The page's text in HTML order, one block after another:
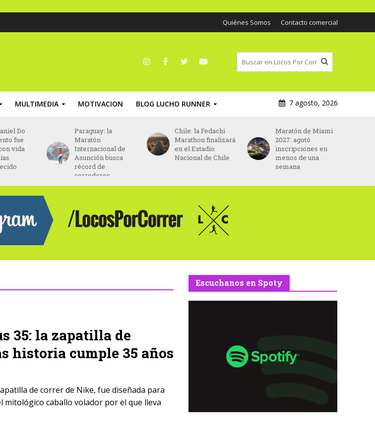
Quiénes Somos Contacto comercial
MULTIMEDIA MOTIVACION BLOG LUCHO RUNNER 7 agosto, 2026
Do
fue
vida
Paraguay: la
Maratón
Internacional de
Asunción busca
récord de
corredores
Chile: la Fedachi
Marathon finalizará
en el Estadio
Nacional de Chile
Maratón de Miami
2027: agotó
inscripciones en
menos de una
semana
35: la zapatilla de
historia cumple 35 años
de correr de Nike, fue diseñada para
mitológico caballo volador por el que lleva
Escuchanos en Spoty